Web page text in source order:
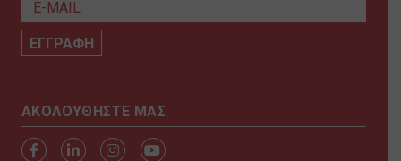
AKOΛΟΥΘΗΣΤΕ ΜΑΣ